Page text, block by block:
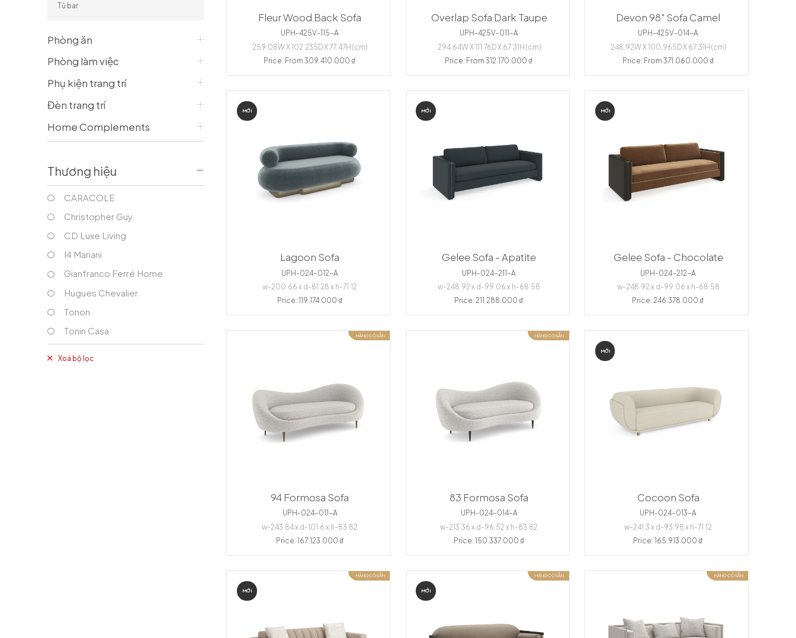
Bàn console/ Bàn làm việc
PHÒNG ĂN
Ghế ăn
Ghế bar
Tủ bar
Phòng ăn
Phòng làm việc
Phụ kiện trang trí
Đèn trang trí
Home Complements
Thương hiệu
CARACOLE
Christopher Guy
CD Luxe Living
I4 Mariani
Gianfranco Ferré Home
Hugues Chevalier
Tonon
Tonin Casa
Xoá bộ lọc
Fleur Wood Back Sofa
UPH-425V-115-A
259.08W X 102.235D X 77.47H (cm)
Price: From 309.410.000 ₫
Overlap Sofa Dark Taupe
UPH-425V-011-A
294.64W X 111.76D X 67.31H (cm)
Price: From 312.170.000 ₫
Devon 98" Sofa Camel
UPH-425V-014-A
248.92W X 100.965D X 67.31H (cm)
Price: From 371.060.000 ₫
MỚI
Lagoon Sofa
UPH-024-012-A
w-200.66 x d-81.28 x h-71.12
Price: 119.174.000 ₫
MỚI
Gelee Sofa - Apatite
UPH-024-211-A
w-248.92 x d-99.06 x h-68.58
Price: 211.288.000 ₫
MỚI
Gelee Sofa - Chocolate
UPH-024-212-A
w-248.92 x d-99.06 x h-68.58
Price: 246.378.000 ₫
HÀNG CÓ SẴN
94 Formosa Sofa
UPH-024-011-A
w-243.84 x d-101.6 x h-83.82
Price: 167.123.000 ₫
HÀNG CÓ SẴN
83 Formosa Sofa
UPH-024-014-A
w-213.36 x d-96.52 x h-83.82
Price: 150.337.000 ₫
MỚI
Cocoon Sofa
UPH-024-013-A
w-241.3 x d-93.98 x h-71.12
Price: 165.913.000 ₫
MỚI
HÀNG CÓ SẴN
MỚI
HÀNG CÓ SẴN HÀNG CÓ SẴN